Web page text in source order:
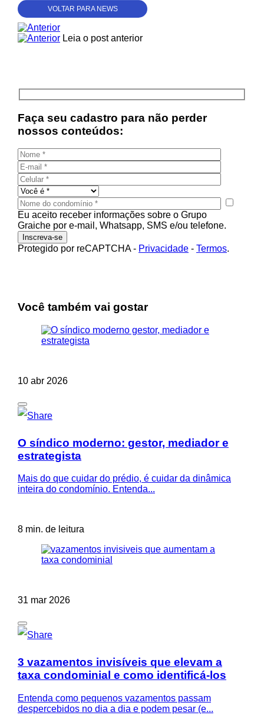
VOLTAR PARA NEWS
Leia o post anterior
Faça seu cadastro para não perder
nossos conteúdos:
Eu aceito receber informações sobre o Grupo
Graiche por e-mail, Whatsapp, SMS e/ou telefone.
Protegido por reCAPTCHA- Privacidade - Termos.
Você também vai gostar
10 abr 2026
O síndico moderno: gestor, mediador e
estrategista
Mais do que cuidar do prédio, é cuidar da dinâmica
inteira do condomínio. Entenda...
8 min. de leitura
31 mar 2026
3 vazamentos invisíveis que elevam a
taxa condominial e como identificá-los
Entenda como pequenos vazamentos passam
despercebidos no dia a dia e podem pesar (e...